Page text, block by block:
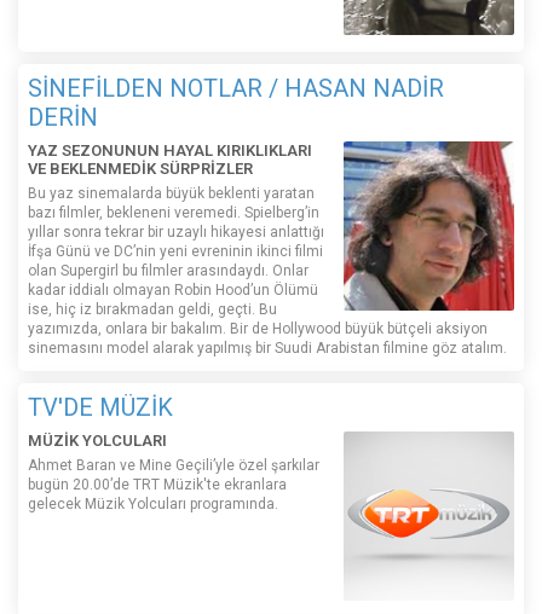
SİNEFİLDEN NOTLAR / HASAN NADİR
DERİN
YAZ SEZONUNUN HAYAL KIRIKLIKLARI
VE BEKLENMEDİK SÜRPRİZLER
Bu yaz sinemalarda büyük beklenti yaratan
bazı filmler, bekleneni veremedi. Spielberg’in
yıllar sonra tekrar bir uzaylı hikayesi anlattığı
İfşa Günü ve DC’nin yeni evreninin ikinci filmi
olan Supergirl bu filmler arasındaydı. Onlar
kadar iddialı olmayan Robin Hood’un Ölümü
ise, hiç iz bırakmadan geldi, geçti. Bu
yazımızda, onlara bir bakalım. Bir de Hollywood büyük bütçeli aksiyon
sinemasını model alarak yapılmış bir Suudi Arabistan filmine göz atalım.
TV'DE MÜZİK
MÜZİK YOLCULARI
Ahmet Baran ve Mine Geçili’yle özel şarkılar
bugün 20.00’de TRT Müzik'te ekranlara
gelecek Müzik Yolcuları programında.